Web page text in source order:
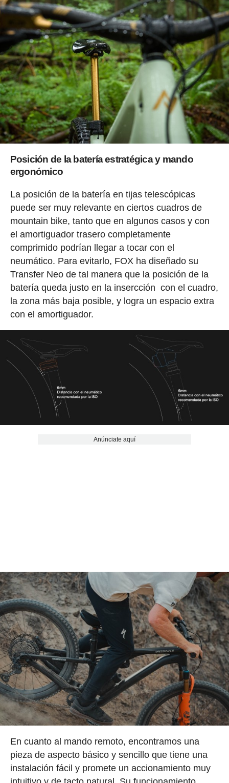
Posición de la batería estratégica y mando
ergonómico
La posición de la batería en tijas telescópicas
puede ser muy relevante en ciertos cuadros de
mountain bike, tanto que en algunos casos y con
el amortiguador trasero completamente
comprimido podrían llegar a tocar con el
neumático. Para evitarlo, FOX ha diseñado su
Transfer Neo de tal manera que la posición de la
batería queda justo en la insercción con el cuadro,
la zona más baja posible, y logra un espacio extra
con el amortiguador.
Anúnciate aquí
En cuanto al mando remoto, encontramos una
pieza de aspecto básico y sencillo que tiene una
instalación fácil y promete un accionamiento muy